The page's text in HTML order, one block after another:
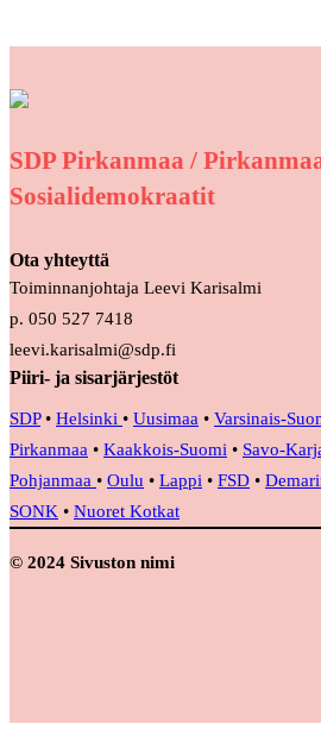
SDP Pirkanmaa /
Sosialidemokraatit
Ota yhteyttä
Toiminnanjohtaja Leevi Karisalmi
p. 050 527 7418
leevi.karisalmi@sdp.fi
Piiri- ja sisarjärjestöt
SDP• Helsinki • Uusimaa • Varsinais-
Pirkanmaa • Kaakkois-Suomi • Savo-
Pohjanmaa • Oulu • Lappi • FSD •
SONK • Nuoret Kotkat
© 2024 Sivuston nimi